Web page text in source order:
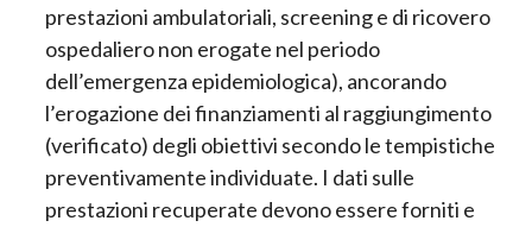
prestazioni ambulatoriali, screening e di ricovero
ospedaliero non erogate nel periodo
dell’emergenza epidemiologica), ancorando
l’erogazione dei finanziamenti al raggiungimento
(verificato) degli obiettivi secondo le tempistiche
preventivamente individuate. I dati sulle
prestazioni recuperate devono essere forniti e